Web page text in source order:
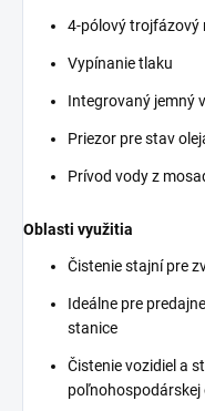
4-pólový trojfázový
Vypínanie tlaku
Integrovaný jemný
Priezor pre stav
Prívod vody z
Oblasti využitia
Čistenie stajní pre
Ideálne pre
stanice
Čistenie vozidiel a
poľnohospodárskej